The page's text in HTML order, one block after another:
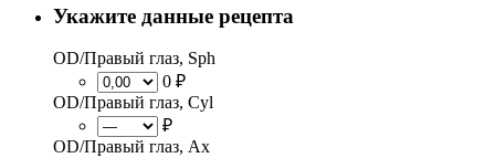
Укажите данные рецепта
OD/Правый глаз, Sph
0 ₽
OD/Правый глаз, Cyl
₽
OD/Правый глаз, Ax